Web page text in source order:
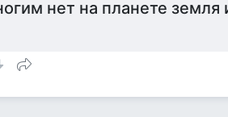
нет на планете земля